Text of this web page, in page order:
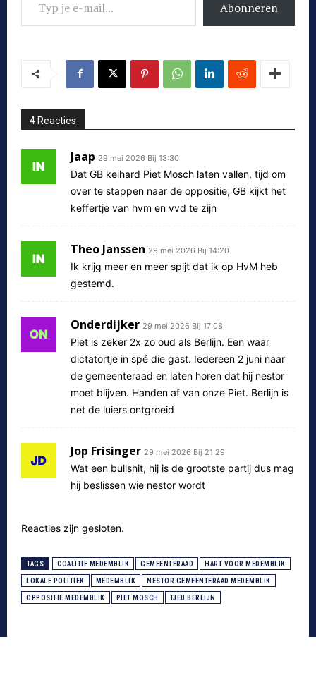
Abonneren
4 Reacties
Jaap 29 mei 2026 Bij 13:30
Dat GB keihard Piet Mosch laten vallen, tijd om
over te stappen naar de oppositie, GB kijkt het
keffertje van hvm en vvd te zijn
Theo Janssen 29 mei 2026 Bij 14:20
Ik krijg meer en meer spijt dat ik op HvM heb
gestemd.
Onderdijker 29 mei 2026 Bij 17:08
Piet is zeker 2x zo oud als Berlijn. Een waar
dictatortje in spé die gast. Iedereen 2 juni naar
de gemeenteraad en laten horen dat hij nestor
moet blijven. Handen af van onze Piet. Berlijn is
net de luiers ontgroeid
Jop Frisinger 29 mei 2026 Bij 21:29
Wat een bullshit, hij is de grootste partij dus mag
hij beslissen wie nestor wordt
Reacties zijn gesloten.
TAGS COALITIE MEDEMBLIK GEMEENTERAAD HART VOOR MEDEMBLIK
LOKALE POLITIEK MEDEMBLIK NESTOR GEMEENTERAAD MEDEMBLIK
OPPOSITIE MEDEMBLIK PIET MOSCH TJEU BERLIJN